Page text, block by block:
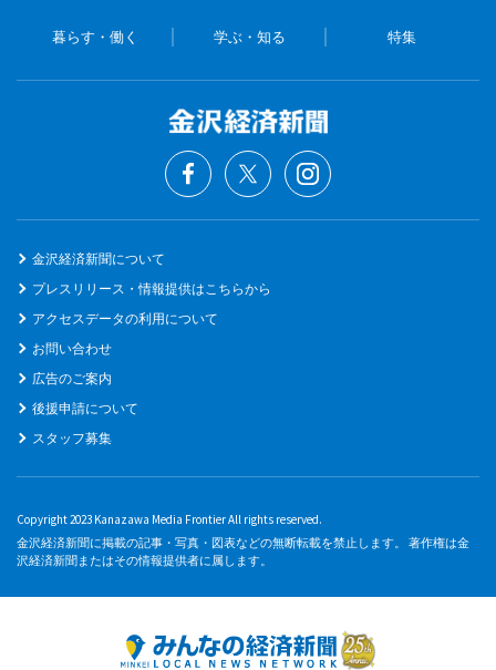
暮らす・働く 学ぶ・知る 特集
金沢経済新聞について
プレスリリース・情報提供はこちらから
アクセスデータの利用について
お問い合わせ
広告のご案内
後援申請について
スタッフ募集
Copyright 2023 Kanazawa Media Frontier All rights reserved.
金沢経済新聞に掲載の記事・写真・図表などの無断転載を禁止します。 著作権は金
沢経済新聞またはその情報提供者に属します。